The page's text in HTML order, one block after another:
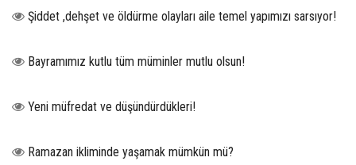
Şiddet ,dehşet ve öldürme olayları aile temel yapımızı sarsıyor!
Bayramımız kutlu tüm müminler mutlu olsun!
Yeni müfredat ve düşündürdükleri!
Ramazan ikliminde yaşamak mümkün mü?